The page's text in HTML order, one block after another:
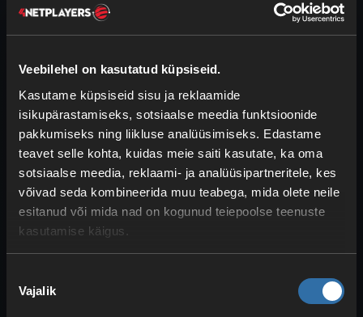
Veebilehel on kasutatud küpsiseid.
Kasutame küpsiseid sisu ja reklaamide
isikupärastamiseks, sotsiaalse meedia funktsioonide
pakkumiseks ning liikluse analüüsimiseks. Edastame
teavet selle kohta, kuidas meie saiti kasutate, ka oma
sotsiaalse meedia, reklaami- ja analüüsipartneritele, kes
võivad seda kombineerida muu teabega, mida olete neile
esitanud või mida nad on kogunud teiepoolse teenuste
kasutamise käigus.
valik
Vajalik
tehingu imelihtsaks ja toob palju
muretult.
Lihunik: jänesehautis ja
kuivatatud vetika plokk
smaragdideks
Smaragdid → jänesehautis :
Jänesehautis onaeganõudev